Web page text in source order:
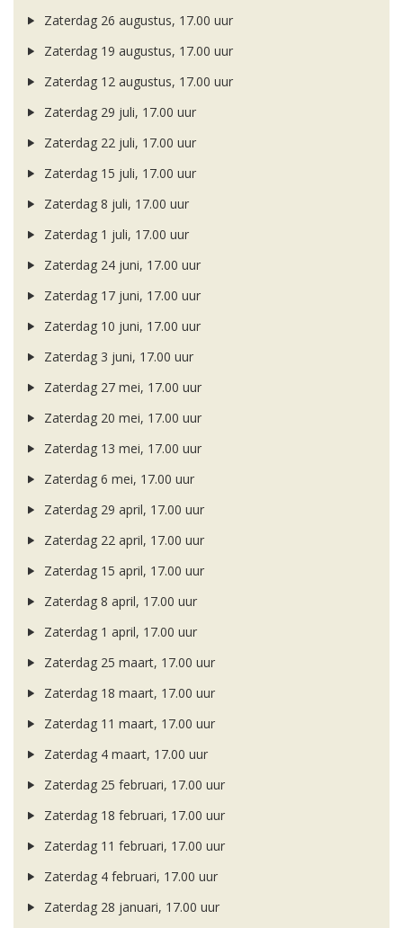
Zaterdag 26 augustus, 17.00 uur
Zaterdag 19 augustus, 17.00 uur
Zaterdag 12 augustus, 17.00 uur
Zaterdag 29 juli, 17.00 uur
Zaterdag 22 juli, 17.00 uur
Zaterdag 15 juli, 17.00 uur
Zaterdag 8 juli, 17.00 uur
Zaterdag 1 juli, 17.00 uur
Zaterdag 24 juni, 17.00 uur
Zaterdag 17 juni, 17.00 uur
Zaterdag 10 juni, 17.00 uur
Zaterdag 3 juni, 17.00 uur
Zaterdag 27 mei, 17.00 uur
Zaterdag 20 mei, 17.00 uur
Zaterdag 13 mei, 17.00 uur
Zaterdag 6 mei, 17.00 uur
Zaterdag 29 april, 17.00 uur
Zaterdag 22 april, 17.00 uur
Zaterdag 15 april, 17.00 uur
Zaterdag 8 april, 17.00 uur
Zaterdag 1 april, 17.00 uur
Zaterdag 25 maart, 17.00 uur
Zaterdag 18 maart, 17.00 uur
Zaterdag 11 maart, 17.00 uur
Zaterdag 4 maart, 17.00 uur
Zaterdag 25 februari, 17.00 uur
Zaterdag 18 februari, 17.00 uur
Zaterdag 11 februari, 17.00 uur
Zaterdag 4 februari, 17.00 uur
Zaterdag 28 januari, 17.00 uur